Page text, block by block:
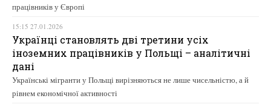
працівників у Європі
15:15 27.01.2026
Українці становлять дві третини усіх
іноземних працівників у Польщі – аналітичні
дані
Українські мігранти у Польщі вирізняються не лише чисельністю, а й
рівнем економічної активності